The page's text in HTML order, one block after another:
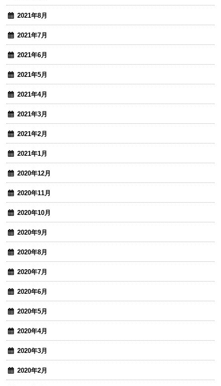
2021年8月
2021年7月
2021年6月
2021年5月
2021年4月
2021年3月
2021年2月
2021年1月
2020年12月
2020年11月
2020年10月
2020年9月
2020年8月
2020年7月
2020年6月
2020年5月
2020年4月
2020年3月
2020年2月